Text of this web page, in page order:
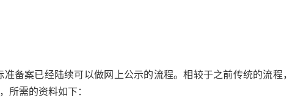
案已经陆续可以做网上公示的流程。相较于之前传统的流程，
所需的资料如下：